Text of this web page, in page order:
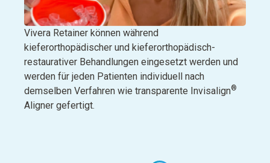
Vivera Retainer können während
kieferorthopädischer und kieferorthopädisch-
restaurativer Behandlungen eingesetzt werden und
werden für jeden Patienten individuell nach
demselben Verfahren wie transparente Invisalign®
Aligner gefertigt.